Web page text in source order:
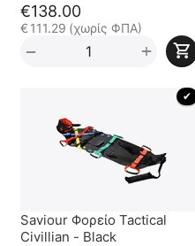
€138.00
€ 111.29 (χωρίς ΦΠΑ)
+
−
✔
Saviour Φορείο Tactical
Civillian - Black